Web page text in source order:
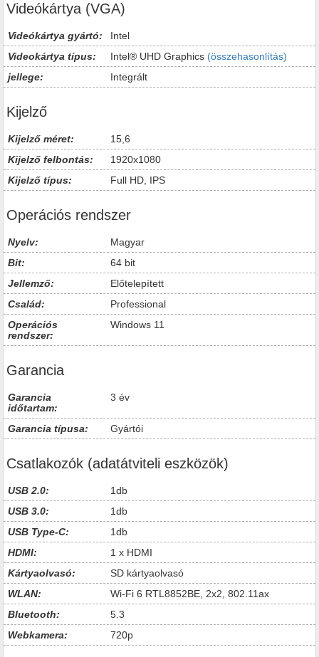
Videókártya (VGA)
Videókártya gyártó:
Intel
Videokártya típus:
Intel® UHD Graphics (összehasonlítás)
jellege:
Integrált
Kijelző
Kijelző méret:
15,6
Kijelző felbontás:
1920x1080
Kijelző típus:
Full HD, IPS
Operációs rendszer
Nyelv:
Magyar
Bit:
64 bit
Jellemző:
Előtelepített
Család:
Professional
Operációs
rendszer:
Windows 11
Garancia
Garancia
időtartam:
3 év
Garancia típusa: Gyártói
Csatlakozók (adatátviteli eszközök)
USB 2.0:
1db
USB 3.0:
1db
USB Type-C:
1db
HDMI:
1 x HDMI
Kártyaolvasó:
SD kártyaolvasó
WLAN:
Wi-Fi 6 RTL8852BE, 2x2, 802.11ax
Bluetooth:
5.3
Webkamera:
720p